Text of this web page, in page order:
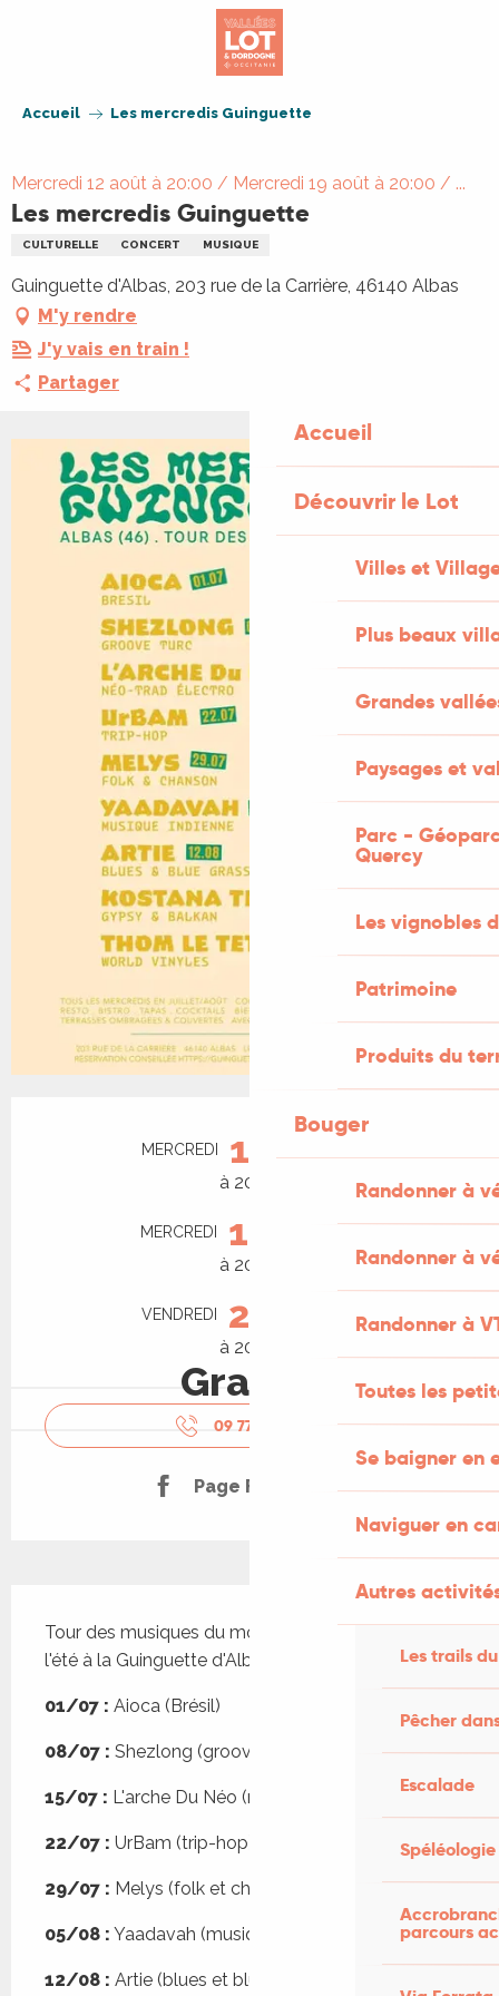
Accueil
Découvrir le Lot
Villes et
Plus beaux
Grandes
Paysages et
Parc -
Quercy
Les vignobles
Patrimoine
Produits du
Bouger
Randonner à
Randonner à
Randonner à
Toutes les
Se baigner en
Naviguer en
Autres
Les trails
Pêcher
Escalade
Spéléologie
parcours
Accueil Les mercredis Guinguette
Mercredi 12 août à 20:00 / Mercredi 19 août à 20:00 / ...
Les mercredis Guinguette
CULTURELLE CONCERT MUSIQUE
Guinguette d'Albas, 203 rue de la Carrière, 46140 Albas
M'y rendre
J'y vais en train !
Partager
Ouverture et coordonnées
MERCREDI 12
à 20:00
MERCREDI 19
à 20:00
VENDREDI 28
à 20:00
Gratuit
09 77 91 34
Page Facebook
Tour des musiques du monde tout au long de
l'été à la Guinguette d'Albas.
01/07 : Aioca (Brésil)
08/07 : Shezlong (groove turc)
15/07 : L'arche Du Néo (néo-trad électro)
22/07 : UrBam (trip-hop)
29/07 : Melys (folk et chanson)
05/08 : Yaadavah (musique indienne)
12/08 : Artie (blues et blue grass)